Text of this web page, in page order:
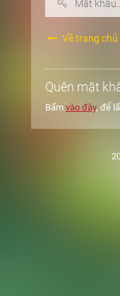
Về trang chủ
Quên mật
Bấm vào đây, để